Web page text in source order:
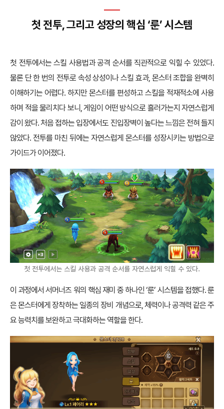
첫 전투, 그리고 성장의 핵심 ‘룬’ 시스템
첫 전투에서는 스킬 사용법과 공격 순서를 직관적으로 익힐 수 있었다.
물론 단 한 번의 전투로 속성 상성이나 스킬 효과, 몬스터 조합을 완벽히
이해하기는 어렵다. 하지만 몬스터를 편성하고 스킬을 적재적소에 사용
하며 적을 물리치다 보니, 게임이 어떤 방식으로 흘러가는지 자연스럽게
감이 왔다. 처음 접하는 입장에서도 진입장벽이 높다는 느낌은 전혀 들지
않았다. 전투를 마친 뒤에는 자연스럽게 몬스터를 성장시키는 방법으로
가이드가 이어졌다.
첫 전투에서는 스킬 사용과 공격 순서를 자연스럽게 익힐 수 있다.
이 과정에서 서머너즈 워의 핵심 재미 중 하나인 ‘룬’ 시스템을 접했다. 룬
은 몬스터에게 장착하는 일종의 장비 개념으로, 체력이나 공격력 같은 주
요 능력치를 보완하고 극대화하는 역할을 한다.